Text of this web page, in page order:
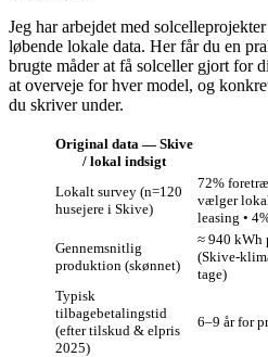
Jeg har arbejdet med
løbende lokale data. Her får du en
brugte måder at få solceller gjort for
at overveje for hver model, og
du skriver under.
Original data — Skive
/ lokal indsigt
Lokalt survey (n=120
husejere i Skive)
72%
vælger
leasing •
Gennemsnitlig
produktion (skønnet)
≈ 940 kWh
tage)
Typisk
tilbagebetalingstid
(efter tilskud & elpris
2025)
6–9 år for